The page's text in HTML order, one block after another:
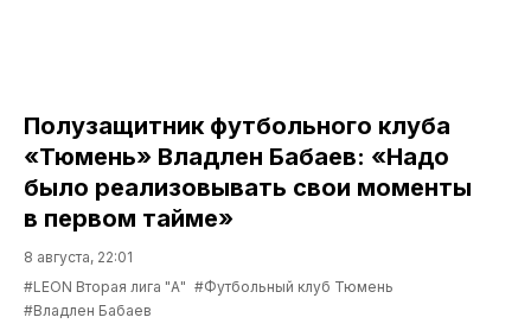
Полузащитник футбольного клуба
«Тюмень» Владлен Бабаев: «Надо
было реализовывать свои моменты
в первом тайме»
8 августа, 22:01
#LEON Вторая лига "А" #Футбольный клуб Тюмень
#Владлен Бабаев